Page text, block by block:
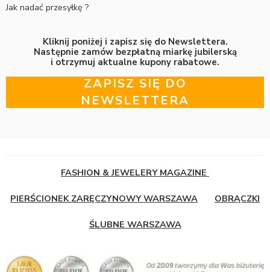
Jak nadać przesyłkę ?
Kliknij poniżej i zapisz się do Newslettera.
Następnie zamów bezpłatną miarkę jubilerską
i otrzymuj aktualne kupony rabatowe.
ZAPISZ SIĘ DO
NEWSLETTERA
FASHION & JEWELERY MAGAZINE
PIERŚCIONEK ZARĘCZYNOWY WARSZAWA OBRĄCZKI
ŚLUBNE WARSZAWA